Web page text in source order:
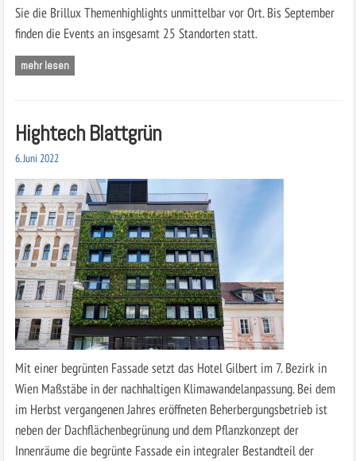
Sie die Brillux Themenhighlights unmittelbar vor Ort. Bis September
finden die Events an insgesamt 25 Standorten statt.
mehr lesen
Hightech Blattgrün
6. Juni 2022
Mit einer begrünten Fassade setzt das Hotel Gilbert im 7. Bezirk in
Wien Maßstäbe in der nachhaltigen Klimawandelanpassung. Bei dem
im Herbst vergangenen Jahres eröffneten Beherbergungsbetrieb ist
neben der Dachflächenbegrünung und dem Pflanzkonzept der
Innenräume die begrünte Fassade ein integraler Bestandteil der